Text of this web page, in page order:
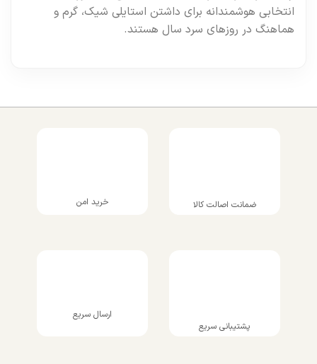
انتخابی هوشمندانه برای داشتن استایلی شیک، گرم و
هماهنگ در روزهای سرد سال هستند.
ضمانت اصالت کالا خرید امن
پشتیبانی سریع
ارسال سریع